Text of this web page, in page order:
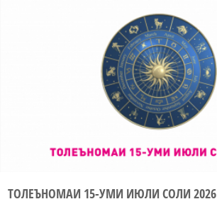
ТОЛЕЪНОМАИ 15-УМИ ИЮЛИ СОЛИ 2026